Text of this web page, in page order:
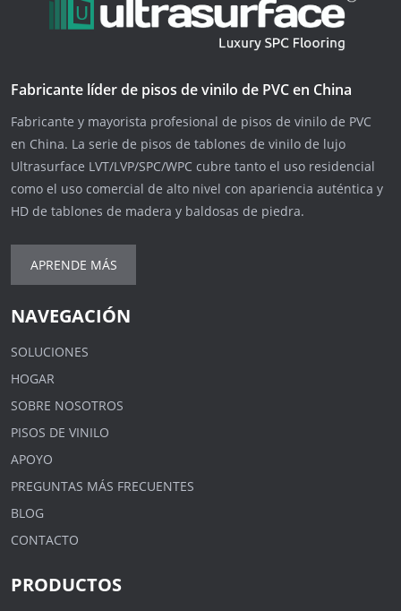
Fabricante líder de pisos de vinilo de PVC en China
Fabricante y mayorista profesional de pisos de vinilo de PVC
en China. La serie de pisos de tablones de vinilo de lujo
Ultrasurface LVT/LVP/SPC/WPC cubre tanto el uso residencial
como el uso comercial de alto nivel con apariencia auténtica y
HD de tablones de madera y baldosas de piedra.
APRENDE MÁS
NAVEGACIÓN
SOLUCIONES
HOGAR
SOBRE NOSOTROS
PISOS DE VINILO
APOYO
PREGUNTAS MÁS FRECUENTES
BLOG
CONTACTO
PRODUCTOS